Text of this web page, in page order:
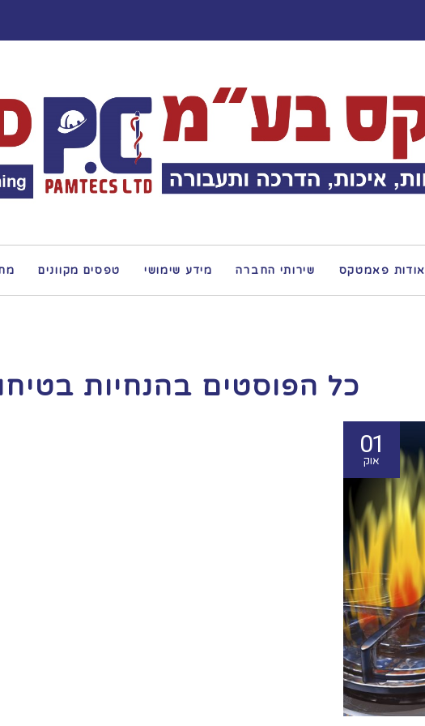
אודות פאמטקס שירותי החברה מידע שימושי טפסים מקוונים
כל הפוסטים בהנחיות
01
אוק